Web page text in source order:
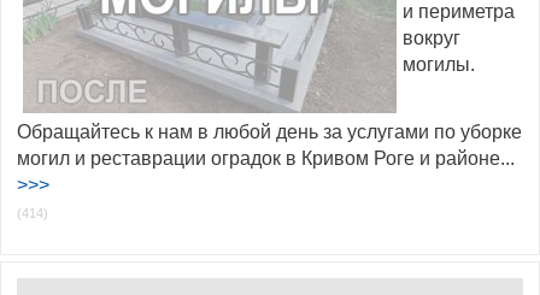
и периметра
вокруг
могилы.
Обращайтесь к нам в любой день за услугами по уборке
могил и реставрации оградок в Кривом Роге и районе...
>>>
(414)